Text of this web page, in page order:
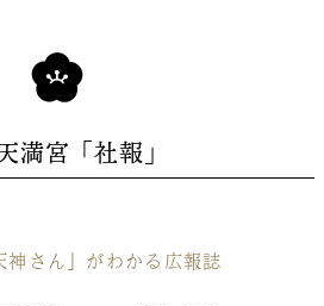
満宮「社報」
神さん」がわかる広報誌